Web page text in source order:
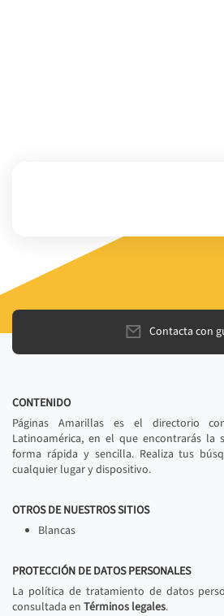
Contacta con
CONTENIDO
Páginas Amarillas es el directorio
Latinoamérica, en el que encontrarás la
forma rápida y sencilla. Realiza tus
cualquier lugar y dispositivo.
OTROS DE NUESTROS SITIOS
Blancas
PROTECCIÓN DE DATOS PERSONALES
La política de tratamiento de datos
consultada en Términos legales.